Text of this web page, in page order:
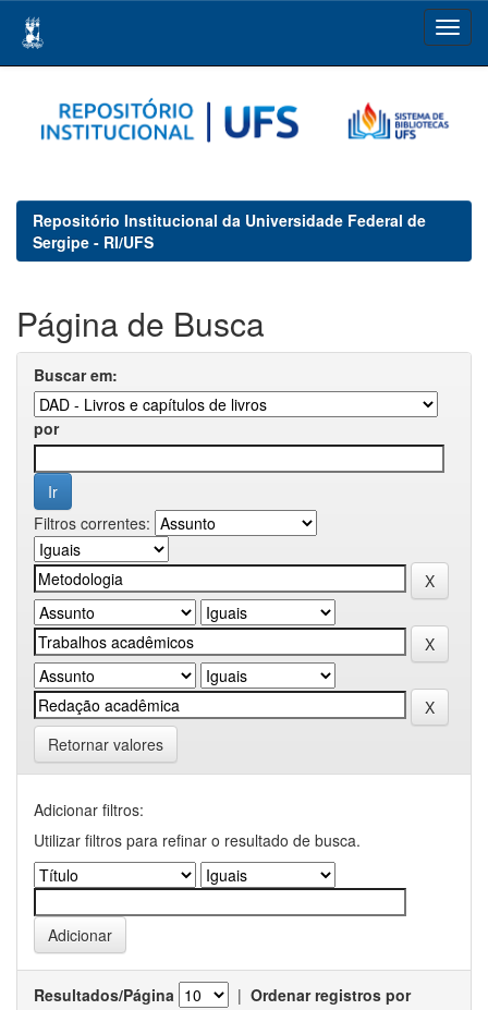
navigation
Repositório Institucional da Universidade Federal de
Sergipe - RI/UFS
Página de Busca
Buscar em:
por
Filtros correntes:
Retornar valores
Adicionar filtros:
Utilizar filtros para refinar o resultado de busca.
Resultados/Página | Ordenar registros por